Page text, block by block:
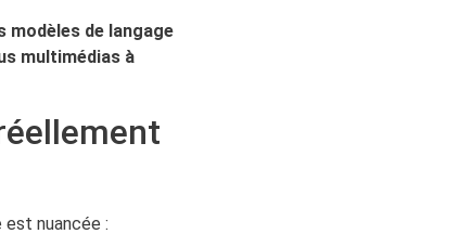
modèles de langage
multimédias à
est nuancée :